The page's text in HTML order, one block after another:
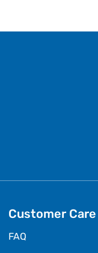
Customer Care
FAQ